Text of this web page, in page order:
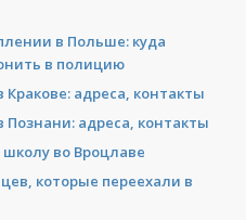
в Польше: куда
в полицию
адреса, контакты
Познани: адреса, контакты
школу во Вроцлаве
которые переехали в